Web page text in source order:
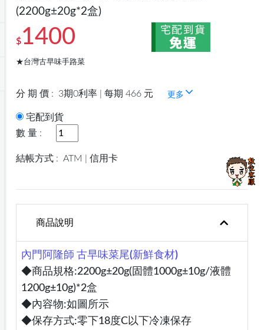
(2200g±20g*2盒)
$1400
★台灣古早味手路菜
分 期 價 : 3期0利率 | 每期 466 元 更多
宅配到貨
數 量 :
結帳方式 : ATM | 信用卡
商品說明
內門阿隆師 古早味菜尾(新鮮食材)
◆商品規格:2200g±20g(固體1000g±10g/液體
1200g±10g)*2盒
◆內容物:如圖所示
◆保存方式:零下18度C以下冷凍保存